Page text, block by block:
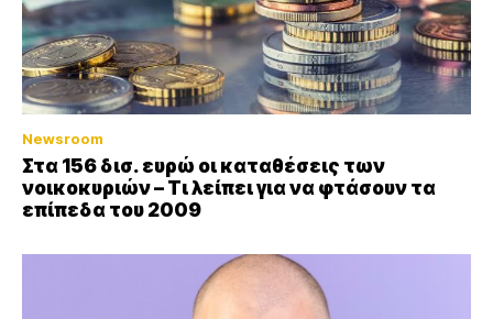
Newsroom
Στα 156 δισ. ευρώ οι καταθέσεις των
νοικοκυριών – Τι λείπει για να φτάσουν τα
επίπεδα του 2009